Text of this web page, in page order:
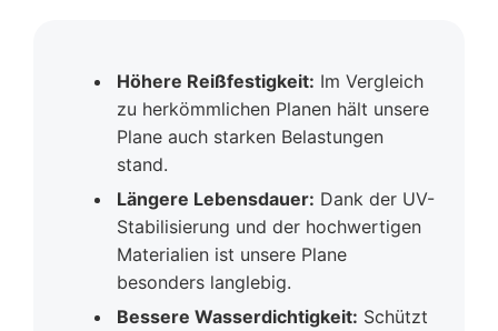
Höhere Reißfestigkeit: Im Vergleich
zu herkömmlichen Planen hält unsere
Plane auch starken Belastungen
stand.
Längere Lebensdauer: Dank der UV-
Stabilisierung und der hochwertigen
Materialien ist unsere Plane
besonders langlebig.
Bessere Wasserdichtigkeit: Schützt